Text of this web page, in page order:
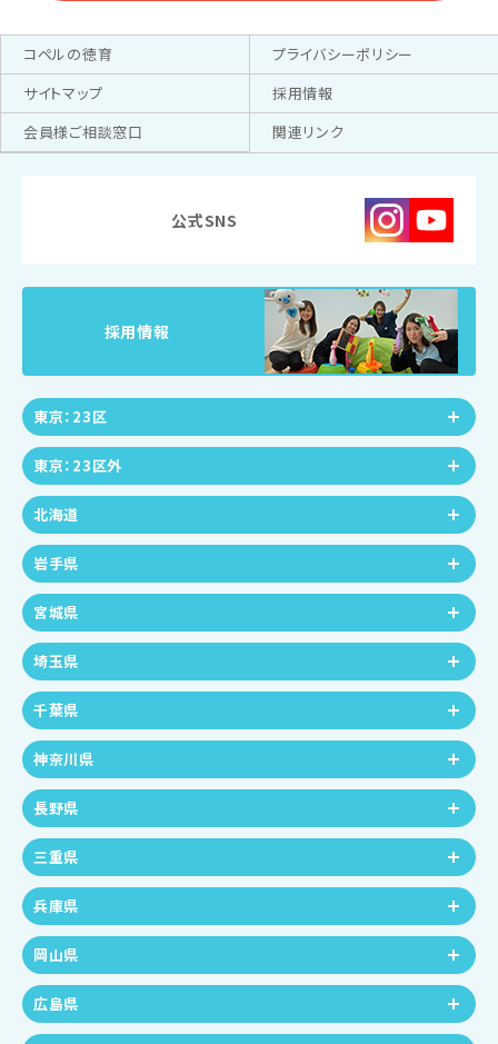
コペルの徳育
プライバシーポリシー
サイトマップ
採用情報
会員様ご相談窓口
関連リンク
公式SNS
採用情報
東京：23区
東京：23区外
北海道
岩手県
宮城県
埼玉県
千葉県
神奈川県
長野県
三重県
兵庫県
岡山県
広島県